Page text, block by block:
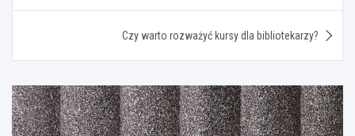
Czy warto rozważyć kursy dla bibliotekarzy?